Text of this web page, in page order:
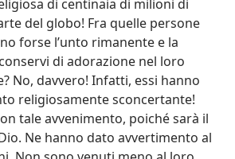
di centinaia di milioni di
del globo! Fra quelle persone
forse l’unto rimanente e la
di adorazione nel loro
No, davvero! Infatti, essi hanno
religiosamente sconcertante!
tale avvenimento, poiché sarà il
Ne hanno dato avvertimento al